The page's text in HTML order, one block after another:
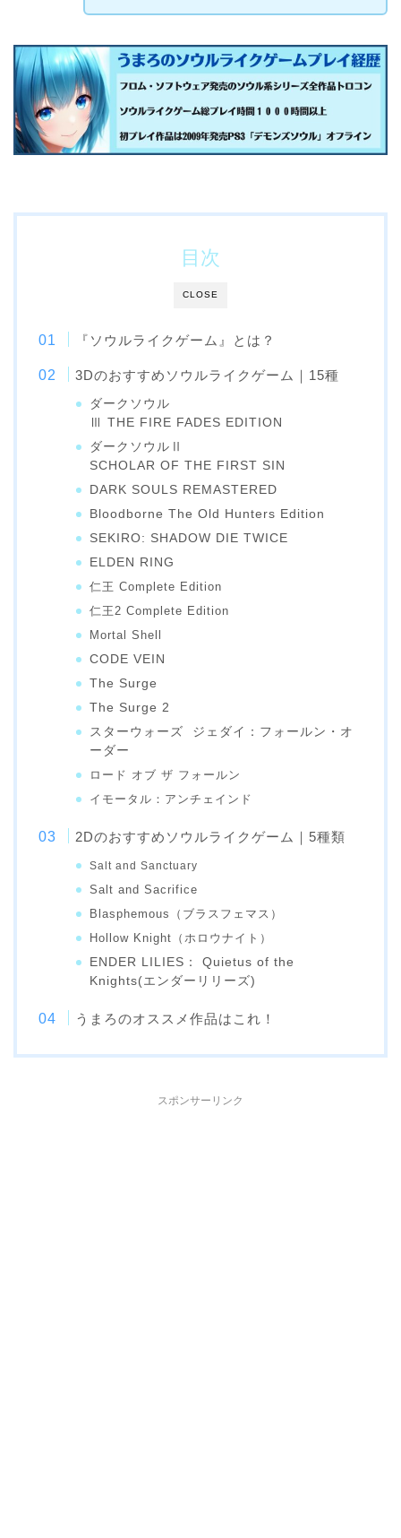
CLOSE
目次
『ソウルライクゲーム』とは？
3Dのおすすめソウルライクゲーム｜15種
ダークソウル
Ⅲ THE FIRE FADES EDITION
ダークソウルⅡ
SCHOLAR OF THE FIRST SIN
DARK SOULS REMASTERED
Bloodborne The Old Hunters Edition
SEKIRO: SHADOW DIE TWICE
ELDEN RING
仁王 Complete Edition
仁王2 Complete Edition
Mortal Shell
CODE VEIN
The Surge
The Surge 2
スターウォーズ ジェダイ：フォールン・オ
ーダー
ロード オブ ザ フォールン
イモータル：アンチェインド
2Dのおすすめソウルライクゲーム｜5種類
Salt and Sanctuary
Salt and Sacrifice
Blasphemous（ブラスフェマス）
Hollow Knight（ホロウナイト）
ENDER LILIES： Quietus of the
Knights(エンダーリリーズ)
うまろのオススメ作品はこれ！
スポンサーリンク